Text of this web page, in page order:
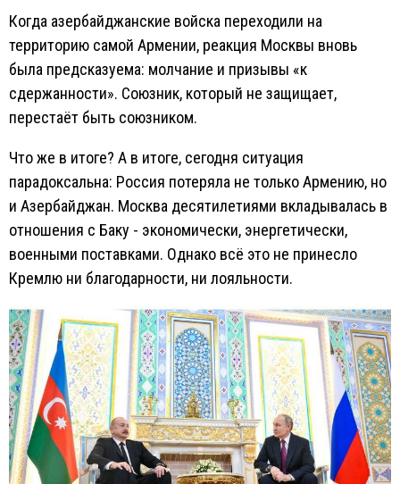
Когда азербайджанские войска переходили на
территорию самой Армении, реакция Москвы вновь
была предсказуема: молчание и призывы «к
сдержанности». Союзник, который не защищает,
перестаёт быть союзником.
Что же в итоге? А в итоге, сегодня ситуация
парадоксальна: Россия потеряла не только Армению, но
и Азербайджан. Москва десятилетиями вкладывалась в
отношения с Баку - экономически, энергетически,
военными поставками. Однако всё это не принесло
Кремлю ни благодарности, ни лояльности.